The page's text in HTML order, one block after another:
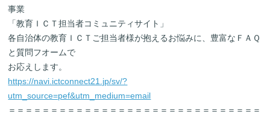
事業
「教育ＩＣＴ担当者コミュニティサイト」
各自治体の教育ＩＣＴご担当者様が抱えるお悩みに、豊富なＦＡＱ
と質問フオームで
お応えします。
https://navi.ictconnect21.jp/sv/?
utm_source=pef&utm_medium=email
＝＝＝＝＝＝＝＝＝＝＝＝＝＝＝＝＝＝＝＝＝＝＝＝＝＝＝＝＝＝